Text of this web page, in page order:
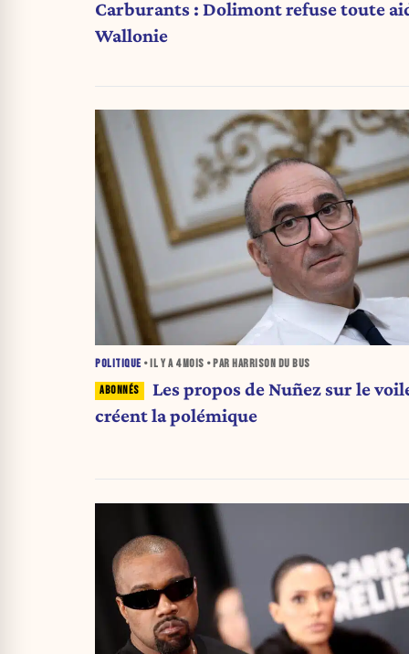
Carburants : Dolimont refuse toute
Wallonie
POLITIQUE • IL Y A 4 MOIS • PAR HARRISON DU BUS
Les propos de Nuñez sur le
créent la polémique